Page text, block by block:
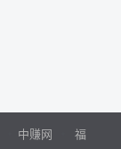
中赚网
福